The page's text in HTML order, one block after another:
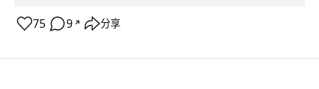
75 9 ↗ 分享